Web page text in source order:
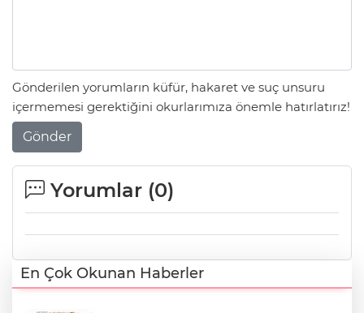
Gönderilen yorumların küfür, hakaret ve suç unsuru
içermemesi gerektiğini okurlarımıza önemle hatırlatırız!
Gönder
Yorumlar (0)
En Çok Okunan Haberler